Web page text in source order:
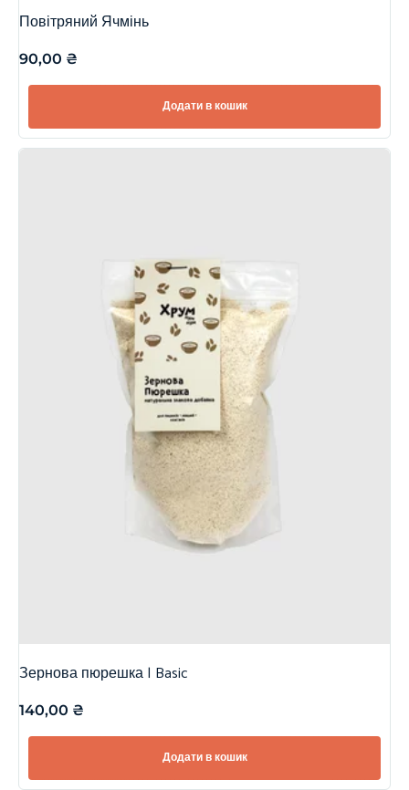
Повітряний Ячмінь
90,00 ₴
Додати в кошик
Зернова пюрешка | Basic
140,00 ₴
Додати в кошик